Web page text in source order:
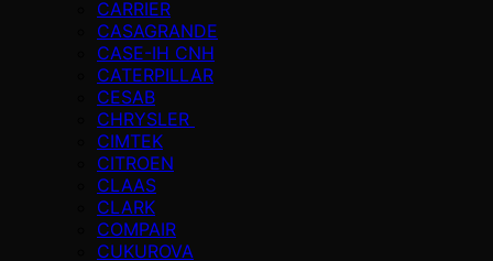
CARRIER
CASAGRANDE
CASE-IH CNH
CATERPILLAR
CESAB
CHRYSLER
CIMTEK
CITROEN
CLAAS
CLARK
COMPAIR
CUKUROVA